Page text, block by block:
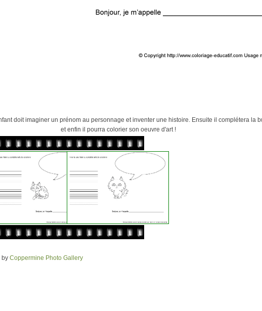
doit imaginer un prénom au personnage et inventer une histoire. Ensuite il complétera la
et enfin il pourra colorier son oeuvre d'art !
by Coppermine Photo Gallery